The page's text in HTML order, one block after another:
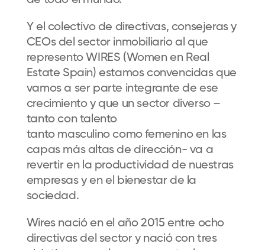
Y el colectivo de directivas, consejeras y
CEOs del sector inmobiliario al que
represento WIRES (Women en Real
Estate Spain) estamos convencidas que
vamos a ser parte integrante de ese
crecimiento y que un sector diverso –
tanto con talento
tanto masculino como femenino en las
capas más altas de dirección- va a
revertir en la productividad de nuestras
empresas y en el bienestar de la
sociedad.
Wires nació en el año 2015 entre ocho
directivas del sector y nació con tres